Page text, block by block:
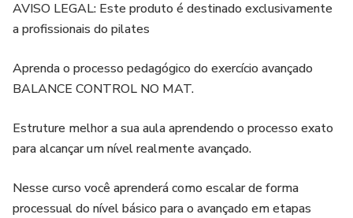
AVISO LEGAL: Este produto é destinado exclusivamente
a profissionais do pilates
Aprenda o processo pedagógico do exercício avançado
BALANCE CONTROL NO MAT.
Estruture melhor a sua aula aprendendo o processo exato
para alcançar um nível realmente avançado.
Nesse curso você aprenderá como escalar de forma
processual do nível básico para o avançado em etapas